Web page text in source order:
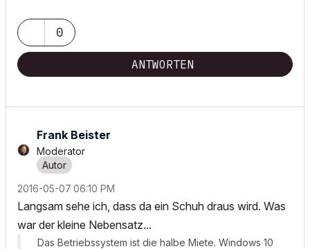
0
ANTWORTEN
Frank Beister
Moderator
‎2016-05-07 06:10 PM
Langsam sehe ich, dass da ein Schuh draus wird. Was
war der kleine Nebensatz...
Das Betriebssystem ist die halbe Miete. Windows 10